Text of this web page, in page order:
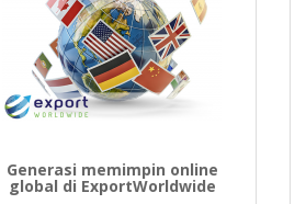
Generasi memimpin online
global di ExportWorldwide